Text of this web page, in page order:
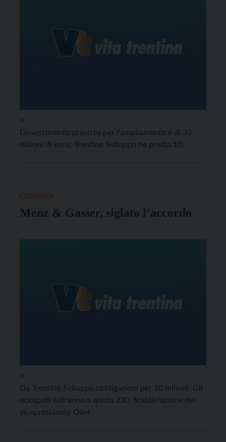
>
L'investimento previsto per l'ampliamento è di 33
milioni di euro, Trentino Sviluppo ne presta 10.
Menz & Gasser, siglato l’accordo
>
Da Trentino Sviluppo obbligazioni per 10 milioni. Gli
occupati saliranno a quota 230. Soddisfazione del
vicepresidente Olivi.